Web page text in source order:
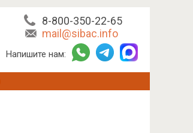
8-800-350-22-65
mail@sibac.info
Напишите нам: